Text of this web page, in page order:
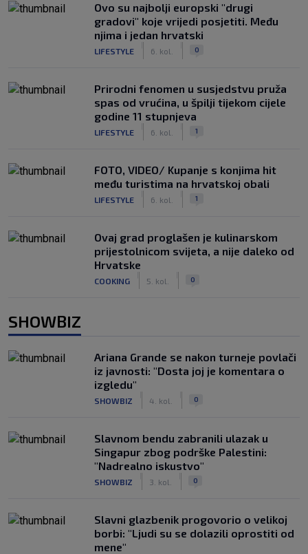
Ovo su najbolji europski "drugi
gradovi" koje vrijedi posjetiti. Među
njima i jedan hrvatski
LIFESTYLE 6. kol. 0
Prirodni fenomen u susjedstvu pruža
spas od vrućina, u špilji tijekom cijele
godine 11 stupnjeva
LIFESTYLE 6. kol. 1
FOTO, VIDEO/ Kupanje s konjima hit
među turistima na hrvatskoj obali
LIFESTYLE 6. kol. 1
Ovaj grad proglašen je kulinarskom
prijestolnicom svijeta, a nije daleko od
Hrvatske
COOKING 5. kol. 0
SHOWBIZ
Ariana Grande se nakon turneje povlači
iz javnosti: "Dosta joj je komentara o
izgledu"
SHOWBIZ 4. kol. 0
Slavnom bendu zabranili ulazak u
Singapur zbog podrške Palestini:
"Nadrealno iskustvo"
SHOWBIZ 3. kol. 0
Slavni glazbenik progovorio o velikoj
borbi: "Ljudi su se dolazili oprostiti od
mene"